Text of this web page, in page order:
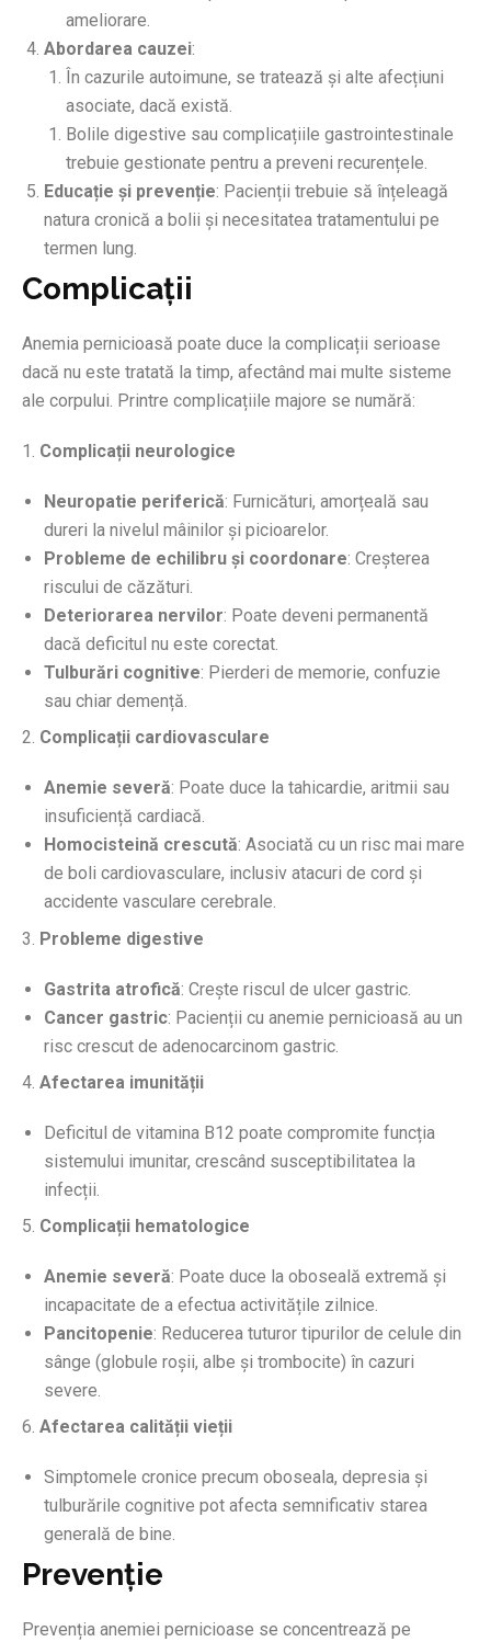
ameliorare.
Abordarea cauzei:
În cazurile autoimune, se tratează și alte afecțiuni
asociate, dacă există.
Bolile digestive sau complicațiile gastrointestinale
trebuie gestionate pentru a preveni recurențele.
Educație și prevenție: Pacienții trebuie să înțeleagă
natura cronică a bolii și necesitatea tratamentului pe
termen lung.
Complicații
Anemia pernicioasă poate duce la complicații serioase
dacă nu este tratată la timp, afectând mai multe sisteme
ale corpului. Printre complicațiile majore se numără:
1. Complicații neurologice
Neuropatie periferică: Furnicături, amorțeală sau
dureri la nivelul mâinilor și picioarelor.
Probleme de echilibru și coordonare: Creșterea
riscului de căzături.
Deteriorarea nervilor: Poate deveni permanentă
dacă deficitul nu este corectat.
Tulburări cognitive: Pierderi de memorie, confuzie
sau chiar demență.
2. Complicații cardiovasculare
Anemie severă: Poate duce la tahicardie, aritmii sau
insuficiență cardiacă.
Homocisteină crescută: Asociată cu un risc mai mare
de boli cardiovasculare, inclusiv atacuri de cord și
accidente vasculare cerebrale.
3. Probleme digestive
Gastrita atrofică: Crește riscul de ulcer gastric.
Cancer gastric: Pacienții cu anemie pernicioasă au un
risc crescut de adenocarcinom gastric.
4. Afectarea imunității
Deficitul de vitamina B12 poate compromite funcția
sistemului imunitar, crescând susceptibilitatea la
infecții.
5. Complicații hematologice
Anemie severă: Poate duce la oboseală extremă și
incapacitate de a efectua activitățile zilnice.
Pancitopenie: Reducerea tuturor tipurilor de celule din
sânge (globule roșii, albe și trombocite) în cazuri
severe.
6. Afectarea calității vieții
Simptomele cronice precum oboseala, depresia și
tulburările cognitive pot afecta semnificativ starea
generală de bine.
Prevenție
Prevenția anemiei pernicioase se concentrează pe